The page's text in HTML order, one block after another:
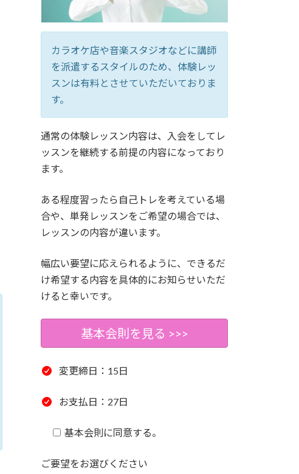
カラオケ店や音楽スタジオなどに講師
を派遣するスタイルのため、体験レッ
スンは有料とさせていただいておりま
す。
通常の体験レッスン内容は、入会をしてレ
ッスンを継続する前提の内容になっており
ます。
ある程度習ったら自己トレを考えている場
合や、単発レッスンをご希望の場合では、
レッスンの内容が違います。
幅広い要望に応えられるように、できるだ
け希望する内容を具体的にお知らせいただ
けると幸いです。
基本会則を見る >>>
変更締日：15日
お支払日：27日
基本会則に同意する。
ご要望をお選びください